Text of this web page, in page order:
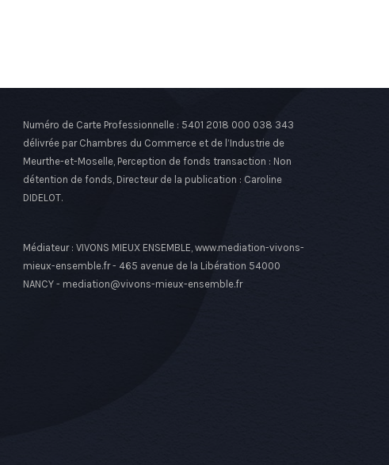
Numéro de Carte Professionnelle : 5401 2018 000 038 343
délivrée par Chambres du Commerce et de l’Industrie de
Meurthe-et-Moselle, Perception de fonds transaction : Non
détention de fonds, Directeur de la publication : Caroline
DIDELOT.
Médiateur : VIVONS MIEUX ENSEMBLE, www.mediation-vivons-
mieux-ensemble.fr - 465 avenue de la Libération 54000
NANCY - mediation@vivons-mieux-ensemble.fr